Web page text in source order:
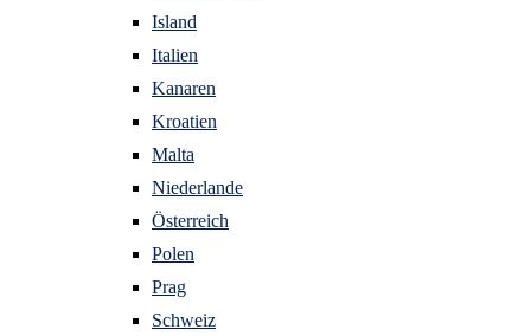
Island
Italien
Kanaren
Kroatien
Malta
Niederlande
Österreich
Polen
Prag
Schweiz